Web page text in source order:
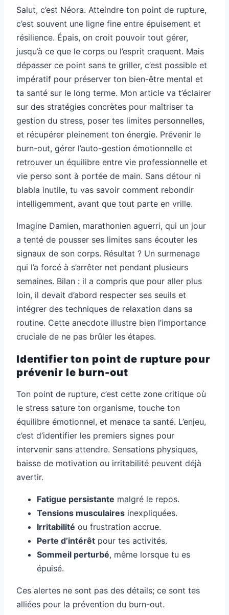
Salut, c’est Néora. Atteindre ton point de rupture,
c’est souvent une ligne fine entre épuisement et
résilience. Épais, on croit pouvoir tout gérer,
jusqu’à ce que le corps ou l’esprit craquent. Mais
dépasser ce point sans te griller, c’est possible et
impératif pour préserver ton bien-être mental et
ta santé sur le long terme. Mon article va t’éclairer
sur des stratégies concrètes pour maîtriser ta
gestion du stress, poser tes limites personnelles,
et récupérer pleinement ton énergie. Prévenir le
burn-out, gérer l’auto-gestion émotionnelle et
retrouver un équilibre entre vie professionnelle et
vie perso sont à portée de main. Sans détour ni
blabla inutile, tu vas savoir comment rebondir
intelligemment, avant que tout parte en vrille.
Imagine Damien, marathonien aguerri, qui un jour
a tenté de pousser ses limites sans écouter les
signaux de son corps. Résultat ? Un surmenage
qui l’a forcé à s’arrêter net pendant plusieurs
semaines. Bilan : il a compris que pour aller plus
loin, il devait d’abord respecter ses seuils et
intégrer des techniques de relaxation dans sa
routine. Cette anecdote illustre bien l’importance
cruciale de ne pas brûler les étapes.
Identifier ton point de rupture pour
prévenir le burn-out
Ton point de rupture, c’est cette zone critique où
le stress sature ton organisme, touche ton
équilibre émotionnel, et menace ta santé. L’enjeu,
c’est d’identifier les premiers signes pour
intervenir sans attendre. Sensations physiques,
baisse de motivation ou irritabilité peuvent déjà
avertir.
Fatigue persistante malgré le repos.
Tensions musculaires inexpliquées.
Irritabilité ou frustration accrue.
Perte d’intérêt pour tes activités.
Sommeil perturbé, même lorsque tu es
épuisé.
Ces alertes ne sont pas des détails; ce sont tes
alliées pour la prévention du burn-out.